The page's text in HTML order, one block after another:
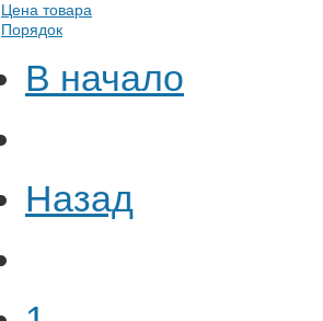
Цена товара
Порядок
В начало
Назад